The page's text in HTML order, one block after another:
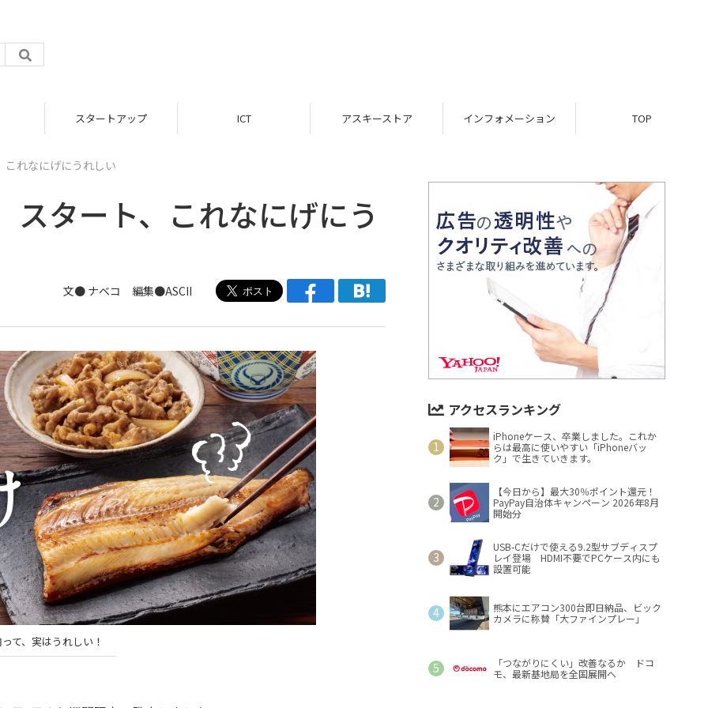
スタートアップ ICT アスキーストア インフォメーション TOP
れなにげにうれしい
タート、これなにげにう
文● ナベコ 編集●ASCII
て、実はうれしい！
アクセスランキング
iPhoneケース、卒業しました。これか
らは最高に使いやすい「iPhoneバッ
ク」で生きていきます。
【今日から】最大30％ポイント還元！
PayPay自治体キャンペーン 2026年8月
開始分
USB-Cだけで使える9.2型サブディスプ
レイ登場 HDMI不要でPCケース内にも
設置可能
熊本にエアコン300台即日納品、ビック
カメラに称賛「大ファインプレー」
「つながりにくい」改善なるか ドコ
モ、最新基地局を全国展開へ